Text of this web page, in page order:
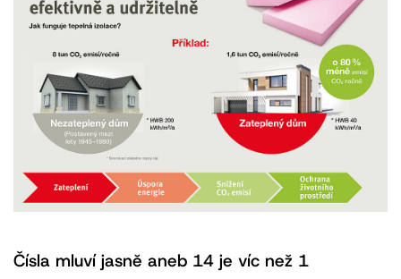
Čísla mluví jasně aneb 14 je víc než 1